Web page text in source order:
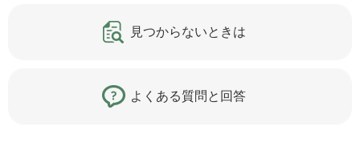
見つからないときは
よくある質問と回答